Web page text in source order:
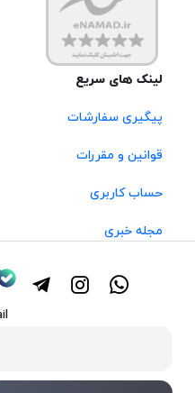
لینک های سریع
پیگیری سفارشات
قوانین و مقررات
حساب کاربری
مجله خبری